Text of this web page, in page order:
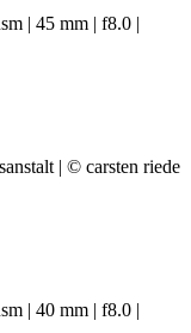
| 45 mm | f8.0 |
| 40 mm | f8.0 |